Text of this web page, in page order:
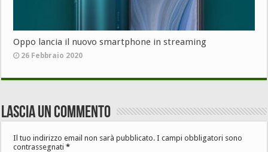
Oppo lancia il nuovo smartphone in streaming
26 Febbraio 2020
Lascia un commento
Il tuo indirizzo email non sarà pubblicato. I campi obbligatori sono
contrassegnati*